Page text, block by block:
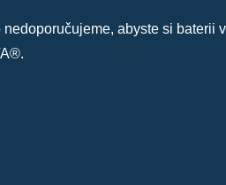
abyste si